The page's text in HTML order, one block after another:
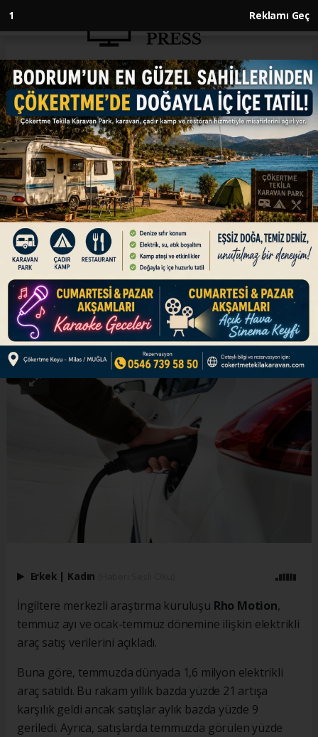
Anasayfa EKONOMİ
Küresel elektrikli araç satışları
ocak-temmuz döneminde 10,7
milyon oldu
EKONOMİ
13.08.2025 - 12:30, Güncelleme: 13.08.2025 - 12:30
Dünyada ocak-temmuz döneminde satılan
elektrikli araç sayısı 10,7 milyona ulaşırken, bu
dönemde satışlar yıllık bazda yüzde 27 arttı.
ABONE OL
Erkek | Kadın
İngiltere merkezli araştırma kuruluşu Rho Motion,
temmuz ayı ve ocak-temmuz dönemine ilişkin elektrikli
araç satış verilerini açıkladı.
Buna göre, temmuzda dünyada 1,6 milyon elektrikli
araç satıldı. Bu rakam yıllık bazda yüzde 21 artışa
karşılık geldi ancak satışlar aylık bazda yüzde 9
geriledi. Ayrıca, satışlarda temmuzda görülen yüzde